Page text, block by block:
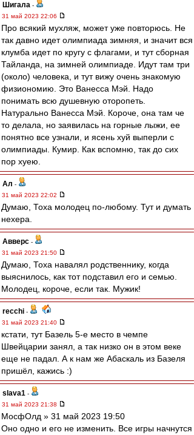
Шигала -
31 май 2023 22:06
Про всякий мухляж, может уже повторюсь. Не
так давно идет олимпиада зимняя, и значит вся
клумба идет по кругу с флагами, и тут сборная
Тайланда, на зимней олимпиаде. Идут там три
(около) человека, и тут вижу очень знакомую
физиономию. Это Ванесса Мэй. Надо
понимать всю душевную оторопеть.
Натурально Ванесса Мэй. Короче, она там че
то делала, но заявилась на горные лыжи, ее
понятно все узнали, и ясень хуй выперли с
олимпиады. Кумир. Как вспомню, так до сих
пор хуею.
Ал -
31 май 2023 22:02
Думаю, Тоха молодец по-любому. Тут и думать
нехера.
Авверс -
31 май 2023 21:50
Думаю, Тоха навалял родственнику, когда
выяснилось, как тот подставил его и семью.
Молодец, короче, если так. Мужик!
recchi -
31 май 2023 21:40
кстати, тут Базель 5-е место в чемпе
Швейцарии занял, а так низко он в этом веке
еще не падал. А к нам же Абаскаль из Базеля
пришёл, кажись :)
slava1 -
31 май 2023 21:38
МосфОлд » 31 май 2023 19:50
Оно одно и его не изменить. Все игры начнутся